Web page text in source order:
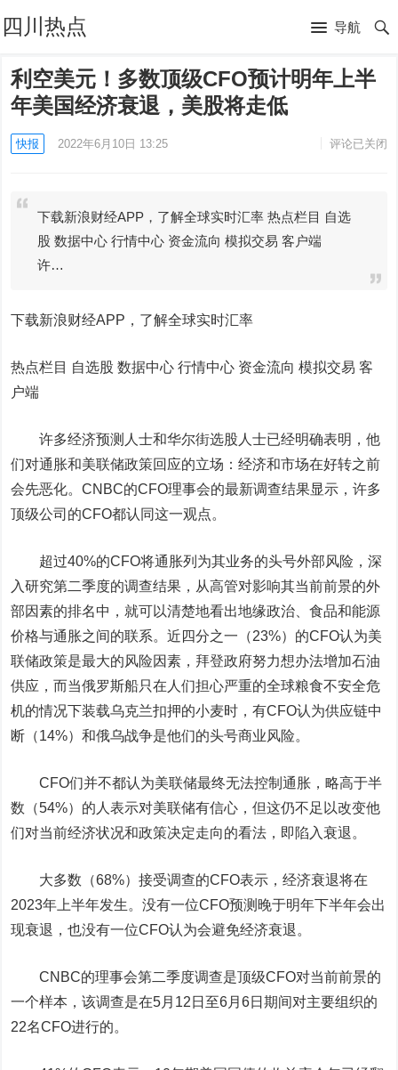
四川热点 导航
利空美元！多数顶级CFO预计明年上半
年美国经济衰退，美股将走低
快报 2022年6月10日 13:25 评论已关闭
下载新浪财经APP，了解全球实时汇率 热点栏目 自选
股 数据中心 行情中心 资金流向 模拟交易 客户端
许…
下载新浪财经APP，了解全球实时汇率
热点栏目 自选股 数据中心 行情中心 资金流向 模拟交易 客
户端
许多经济预测人士和华尔街选股人士已经明确表明，他
们对通胀和美联储政策回应的立场：经济和市场在好转之前
会先恶化。CNBC的CFO理事会的最新调查结果显示，许多
顶级公司的CFO都认同这一观点。
超过40%的CFO将通胀列为其业务的头号外部风险，深
入研究第二季度的调查结果，从高管对影响其当前前景的外
部因素的排名中，就可以清楚地看出地缘政治、食品和能源
价格与通胀之间的联系。近四分之一（23%）的CFO认为美
联储政策是最大的风险因素，拜登政府努力想办法增加石油
供应，而当俄罗斯船只在人们担心严重的全球粮食不安全危
机的情况下装载乌克兰扣押的小麦时，有CFO认为供应链中
断（14%）和俄乌战争是他们的头号商业风险。
CFO们并不都认为美联储最终无法控制通胀，略高于半
数（54%）的人表示对美联储有信心，但这仍不足以改变他
们对当前经济状况和政策决定走向的看法，即陷入衰退。
大多数（68%）接受调查的CFO表示，经济衰退将在
2023年上半年发生。没有一位CFO预测晚于明年下半年会出
现衰退，也没有一位CFO认为会避免经济衰退。
CNBC的理事会第二季度调查是顶级CFO对当前前景的
一个样本，该调查是在5月12日至6月6日期间对主要组织的
22名CFO进行的。